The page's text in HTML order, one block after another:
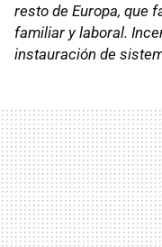
resto de Europa, que
familiar y laboral.
instauración de